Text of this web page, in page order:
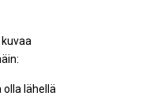
olla lähellä